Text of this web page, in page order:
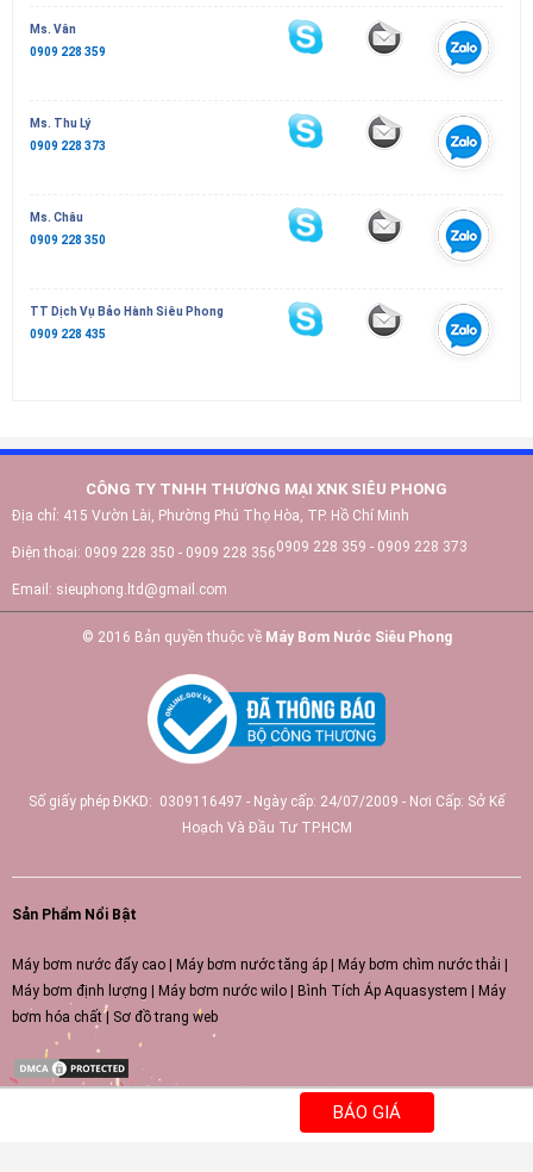
BÁO GIÁ
Ms. Vân
0909 228 359
Ms. Thu Lý
0909 228 373
Ms. Châu
0909 228 350
TT Dịch Vụ Bảo Hành Siêu Phong
0909 228 435
CÔNG TY TNHH THƯƠNG MẠI XNK SIÊU PHONG
Địa chỉ: 415 Vườn Lài, Phường Phú Thọ Hòa, TP. Hồ Chí Minh
Điện thoại: 0909 228 350 - 0909 228 3560909 228 359 - 0909 228 373
Email: sieuphong.ltd@gmail.com
© 2016 Bản quyền thuộc về Máy Bơm Nước Siêu Phong
Số giấy phép ĐKKD: 0309116497 - Ngày cấp: 24/07/2009 - Nơi Cấp: Sở Kế
Hoạch Và Đầu Tư TP.HCM
Sản Phẩm Nổi Bật
Máy bơm nước đẩy cao Máy bơm nước tăng áp Máy bơm chìm nước thải
Máy bơm định lượng
Máy bơm nước wilo Bình Tích Áp Aquasystem
Máy
bơm hóa chất| Sơ đồ trang web